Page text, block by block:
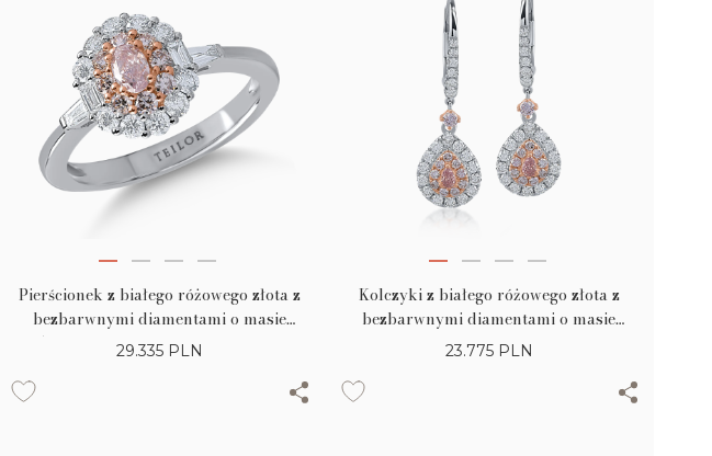
Pierścionek z białego różowego złota z
bezbarwnymi diamentami o masie
0.5ct i różowymi diamentami o masie
29.335 PLN
Kolczyki z białego różowego złota z
bezbarwnymi diamentami o masie
0.66ct i różowymi diamentami o masie
23.775 PLN